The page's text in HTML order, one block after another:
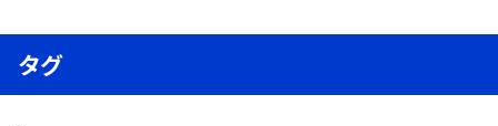
タグ